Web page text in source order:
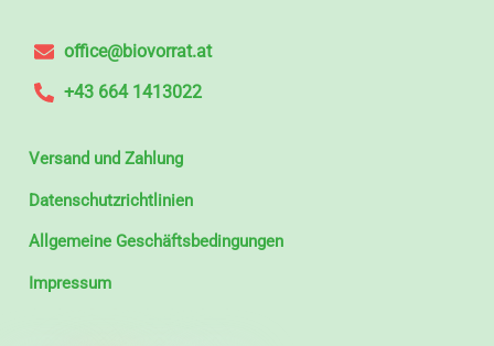
office@biovorrat.at
+43 664 1413022
Versand und Zahlung
Datenschutzrichtlinien
Allgemeine Geschäftsbedingungen
Impressum